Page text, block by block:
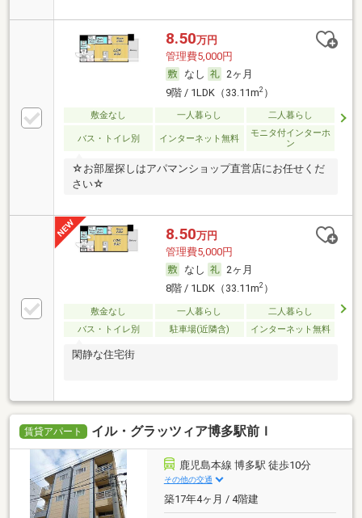
8.50万円
管理費5,000円
なし
2ヶ月
9階 / 1LDK（33.11m2）
敷金なし 一人暮らし 二人暮らし
バス・トイレ別 インターネット無料
モニタ付インターホ
ン
☆お部屋探しはアパマンショップ直営店にお任せくだ
さい☆
8.50万円
管理費5,000円
なし
2ヶ月
8階 / 1LDK（33.11m2）
敷金なし 一人暮らし
二人暮らし
バス・トイレ別
駐車場(近隣含) インターネット無料
閑静な住宅街
賃貸アパート イル・グラッツィア博多駅前Ｉ
鹿児島本線 博多駅 徒歩10分
その他の交通
築17年4ヶ月 / 4階建